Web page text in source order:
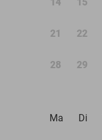
21 22
28 29
Ma
Di